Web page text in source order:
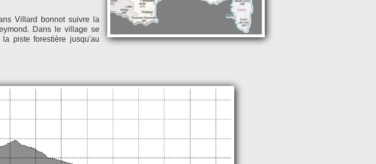
Villard bonnot suivre la
Dans le village se
piste forestière jusqu'au